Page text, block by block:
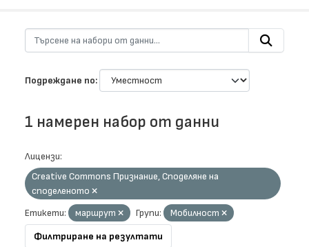
Подреждане по
1 намерен набор от данни
Лицензи:
Creative Commons Признание, Споделяне на
споделеното
Етикети:
маршрут Групи:
Мобилност
Филтриране на резултати